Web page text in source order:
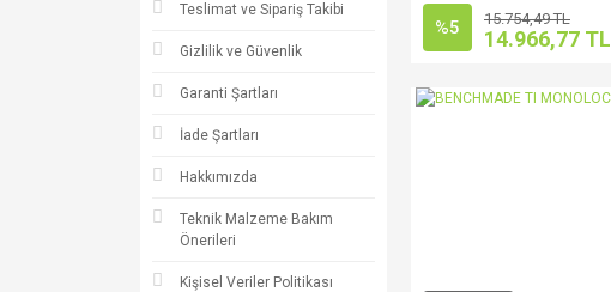
Teslimat ve Sipariş Takibi
Gizlilik ve Güvenlik
Garanti Şartları
İade Şartları
Hakkımızda
Teknik Malzeme Bakım
Önerileri
Kişisel Veriler Politikası
%5 15.754,49 TL
14.966,77 TL